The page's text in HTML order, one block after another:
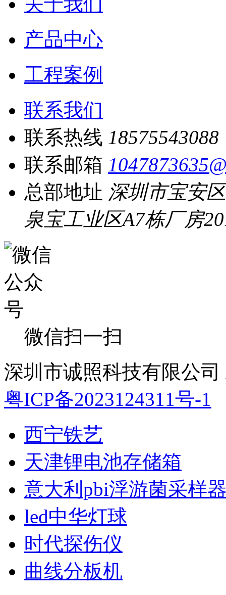
产品中心
工程案例
联系我们
联系热线 18575543088
联系邮箱
总部地址 深圳市宝安
泉宝工业区A7栋厂房
微信扫一扫
深圳市诚照科技有限公
粤ICP备2023124311号-1
西宁铁艺
天津锂电池存储箱
意大利pbi浮游菌采样
led中华灯球
时代探伤仪
曲线分板机